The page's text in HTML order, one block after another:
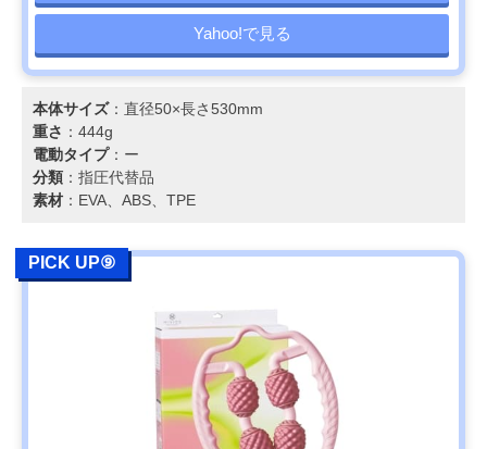
Yahoo!で見る
本体サイズ：直径50×長さ530mm
重さ ：444g
電動タイプ：ー
分類 ：指圧代替品
素材 ：EVA、ABS、TPE
PICK UP⑨